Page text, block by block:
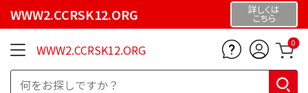
WWW2.CCRSK12.ORG 詳しくは
こちら
WWW2.CCRSK12.ORG 0